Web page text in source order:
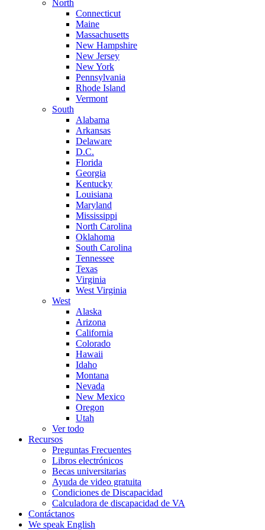
North
Connecticut
Maine
Massachusetts
New Hampshire
New Jersey
New York
Pennsylvania
Rhode Island
Vermont
South
Alabama
Arkansas
Delaware
D.C.
Florida
Georgia
Kentucky
Louisiana
Maryland
Mississippi
North Carolina
Oklahoma
South Carolina
Tennessee
Texas
Virginia
West Virginia
West
Alaska
Arizona
California
Colorado
Hawaii
Idaho
Montana
Nevada
New Mexico
Oregon
Utah
Ver todo
Recursos
Preguntas Frecuentes
Libros electrónicos
Becas universitarias
Ayuda de video gratuita
Condiciones de Discapacidad
Calculadora de discapacidad de VA
Contáctanos
We speak English